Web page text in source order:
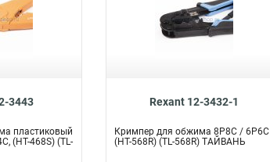
3443
пластиковый
(HT-468S) (TL-
Rexant 12-3432-1
Кримпер для обжима 8P8C / 6P6C
(HT-568R) (TL-568R) ТАЙВАНЬ